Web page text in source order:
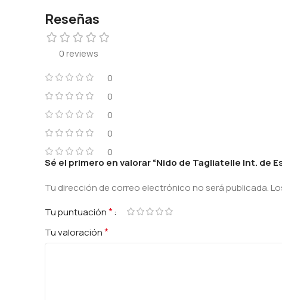
Reseñas
0 reviews
0
0
0
0
0
Sé el primero en valorar “Nido de Tagliatelle Int. de
Tu dirección de correo electrónico no será publicada.
Tu puntuación*
Tu valoración*
Alternative: